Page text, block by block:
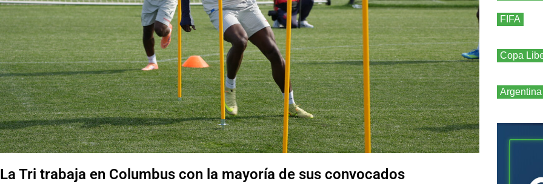
La Tri trabaja en Columbus con la mayoría de sus convocados
FIFA
Copa
Argentina